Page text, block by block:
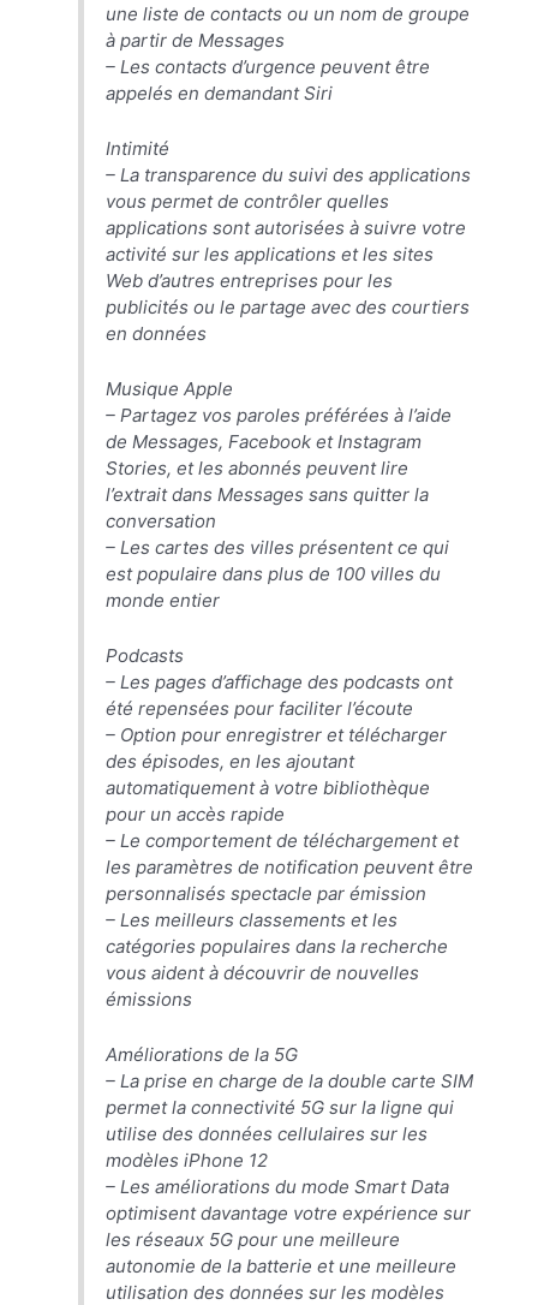
une liste de contacts ou un nom de groupe
à partir de Messages
– Les contacts d’urgence peuvent être
appelés en demandant ‌Siri‌
Intimité
– La transparence du suivi des applications
vous permet de contrôler quelles
applications sont autorisées à suivre votre
activité sur les applications et les sites
Web d’autres entreprises pour les
publicités ou le partage avec des courtiers
en données
Musique Apple
– Partagez vos paroles préférées à l’aide
de Messages, Facebook et Instagram
Stories, et les abonnés peuvent lire
l’extrait dans Messages sans quitter la
conversation
– Les cartes des villes présentent ce qui
est populaire dans plus de 100 villes du
monde entier
Podcasts
– Les pages d’affichage des podcasts ont
été repensées pour faciliter l’écoute
– Option pour enregistrer et télécharger
des épisodes, en les ajoutant
automatiquement à votre bibliothèque
pour un accès rapide
– Le comportement de téléchargement et
les paramètres de notification peuvent être
personnalisés spectacle par émission
– Les meilleurs classements et les
catégories populaires dans la recherche
vous aident à découvrir de nouvelles
émissions
Améliorations de la 5G
– La prise en charge de la double carte SIM
permet la connectivité 5G sur la ligne qui
utilise des données cellulaires sur les
modèles ‌iPhone 12‌
– Les améliorations du mode Smart Data
optimisent davantage votre expérience sur
les réseaux 5G pour une meilleure
autonomie de la batterie et une meilleure
utilisation des données sur les modèles